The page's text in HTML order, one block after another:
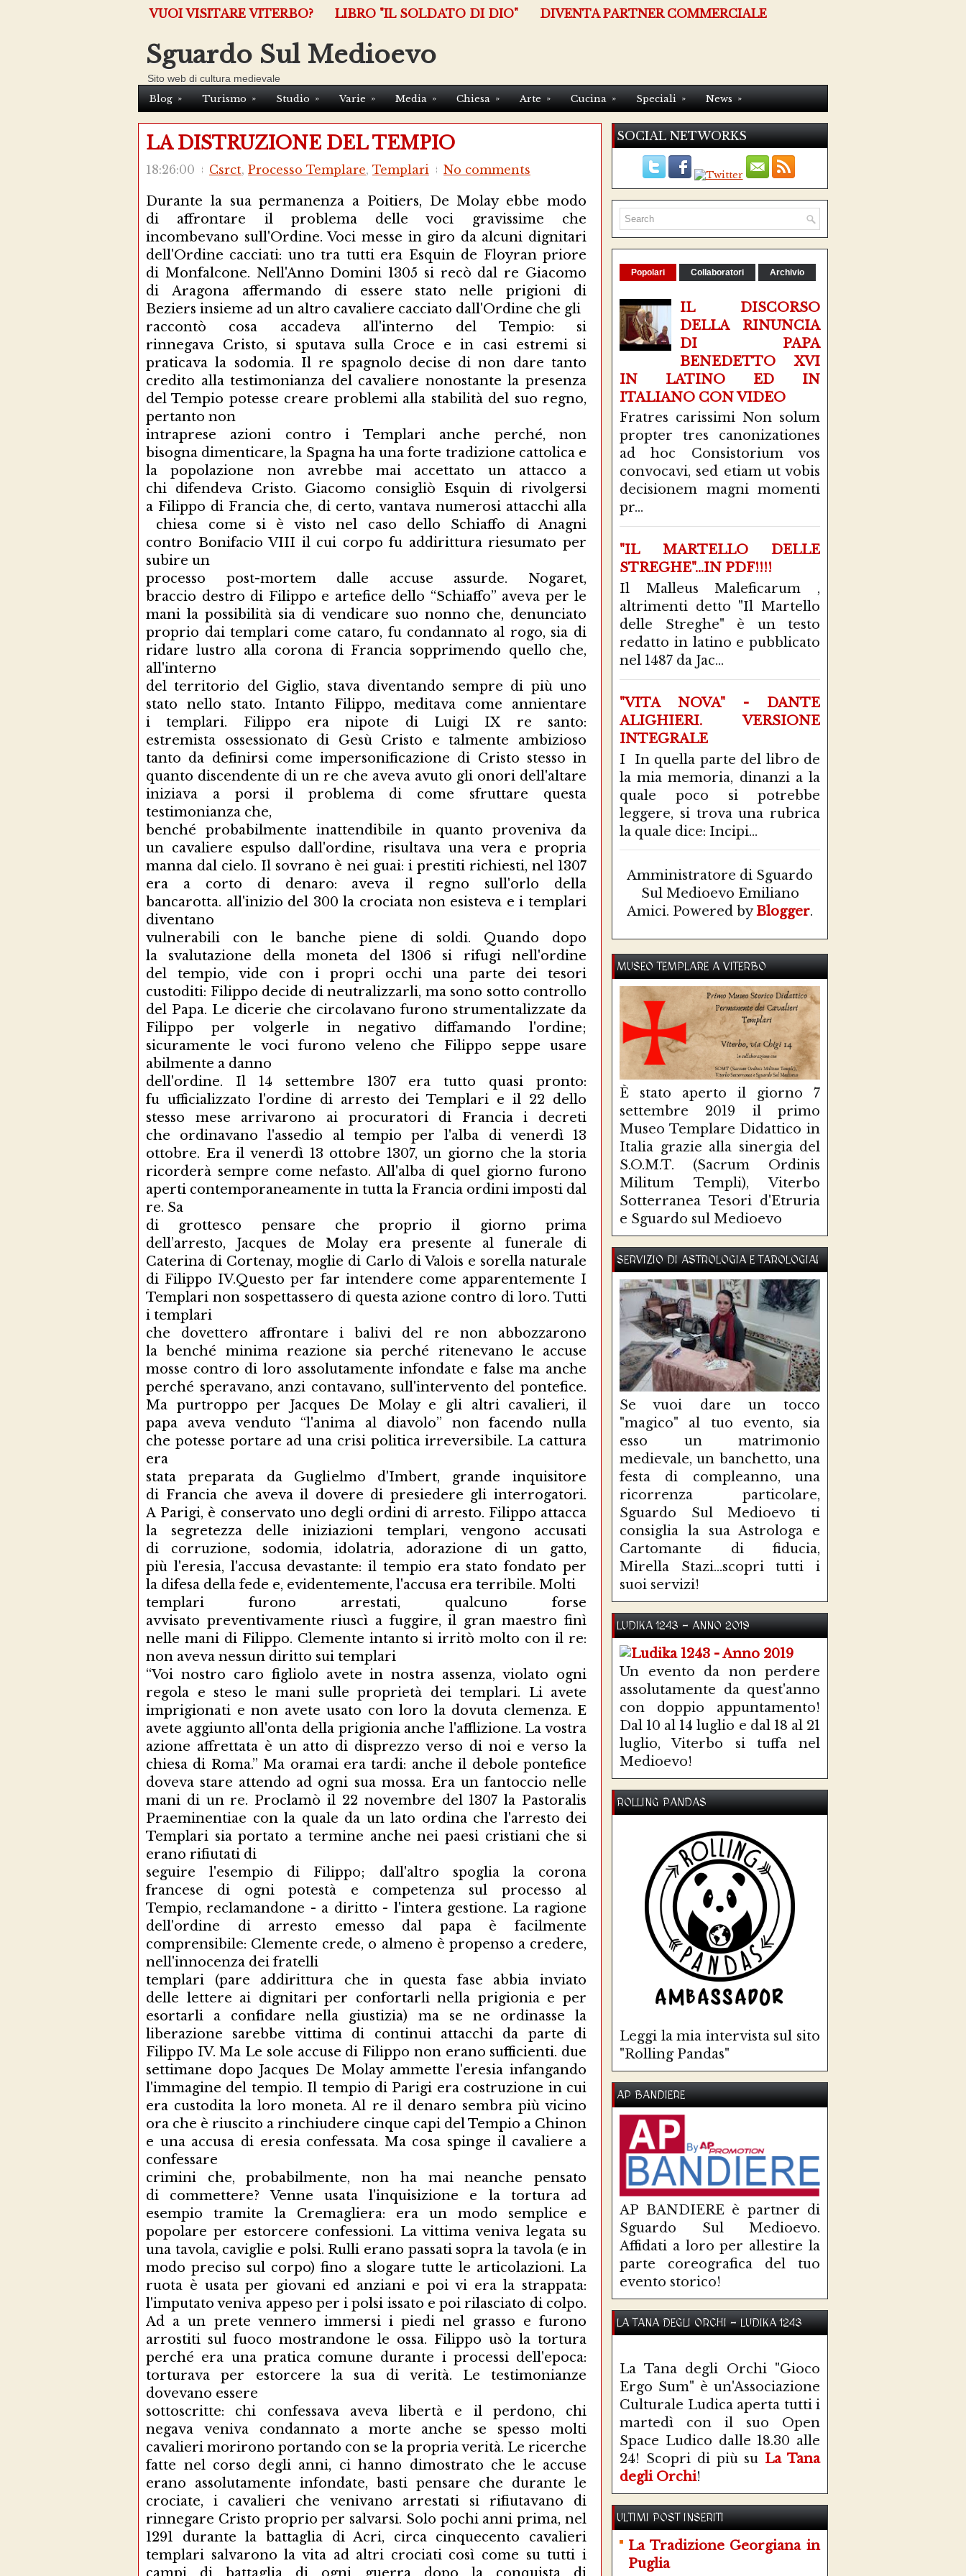
VUOI VISITARE VITERBO? LIBRO "IL SOLDATO DI DIO" DIVENTA PARTNER COMMERCIALE
Sguardo Sul Medioevo
Sito web di cultura medievale
Blog » Turismo » Studio » Varie » Media » Chiesa » Arte » Cucina » Speciali » News »
LA DISTRUZIONE DEL TEMPIO
18:26:00 Csrct, Processo Templare, Templari No comments
Durante la sua permanenza a Poitiers, De Molay ebbe modo
di affrontare il problema delle voci gravissime che
incombevano sull'Ordine. Voci messe in giro da alcuni dignitari
dell'Ordine cacciati: uno tra tutti era Esquin de Floyran priore
di Monfalcone. Nell'Anno Domini 1305 si recò dal re Giacomo
di Aragona affermando di essere stato nelle prigioni di
Beziers insieme ad un altro cavaliere cacciato dall'Ordine che gli
raccontò cosa accadeva all'interno del Tempio: si
rinnegava Cristo, si sputava sulla Croce e in casi estremi si
praticava la sodomia. Il re spagnolo decise di non dare tanto
credito alla testimonianza del cavaliere nonostante la presenza
del Tempio potesse creare problemi alla stabilità del suo regno,
pertanto non
intraprese azioni contro i Templari anche perché, non
bisogna dimenticare, la Spagna ha una forte tradizione cattolica e
la popolazione non avrebbe mai accettato un attacco a
chi difendeva Cristo. Giacomo consigliò Esquin di rivolgersi
a Filippo di Francia che, di certo, vantava numerosi attacchi alla
chiesa come si è visto nel caso dello Schiaffo di Anagni
contro Bonifacio VIII il cui corpo fu addirittura riesumato per
subire un
processo post-mortem dalle accuse assurde. Nogaret,
braccio destro di Filippo e artefice dello “Schiaffo” aveva per le
mani la possibilità sia di vendicare suo nonno che, denunciato
proprio dai templari come cataro, fu condannato al rogo, sia di
ridare lustro alla corona di Francia sopprimendo quello che,
all'interno
del territorio del Giglio, stava diventando sempre di più uno
stato nello stato. Intanto Filippo, meditava come annientare
i templari. Filippo era nipote di Luigi IX re santo:
estremista ossessionato di Gesù Cristo e talmente ambizioso
tanto da definirsi come impersonificazione di Cristo stesso in
quanto discendente di un re che aveva avuto gli onori dell'altare
iniziava a porsi il problema di come sfruttare questa
testimonianza che,
benché probabilmente inattendibile in quanto proveniva da
un cavaliere espulso dall'ordine, risultava una vera e propria
manna dal cielo. Il sovrano è nei guai: i prestiti richiesti, nel 1307
era a corto di denaro: aveva il regno sull'orlo della
bancarotta. all'inizio del 300 la crociata non esisteva e i templari
diventano
vulnerabili con le banche piene di soldi. Quando dopo
la svalutazione della moneta del 1306 si rifugi nell'ordine
del tempio, vide con i propri occhi una parte dei tesori
custoditi: Filippo decide di neutralizzarli, ma sono sotto controllo
del Papa. Le dicerie che circolavano furono strumentalizzate da
Filippo per volgerle in negativo diffamando l'ordine;
sicuramente le voci furono veleno che Filippo seppe usare
abilmente a danno
dell'ordine. Il 14 settembre 1307 era tutto quasi pronto:
fu ufficializzato l'ordine di arresto dei Templari e il 22 dello
stesso mese arrivarono ai procuratori di Francia i decreti
che ordinavano l'assedio al tempio per l'alba di venerdì 13
ottobre. Era il venerdì 13 ottobre 1307, un giorno che la storia
ricorderà sempre come nefasto. All'alba di quel giorno furono
aperti contemporaneamente in tutta la Francia ordini imposti dal
re. Sa
di grottesco pensare che proprio il giorno prima
dell’arresto, Jacques de Molay era presente al funerale di
Caterina di Cortenay, moglie di Carlo di Valois e sorella naturale
di Filippo IV.Questo per far intendere come apparentemente I
Templari non sospettassero di questa azione contro di loro. Tutti
i templari
che dovettero affrontare i balivi del re non abbozzarono
la benché minima reazione sia perché ritenevano le accuse
mosse contro di loro assolutamente infondate e false ma anche
perché speravano, anzi contavano, sull'intervento del pontefice.
Ma purtroppo per Jacques De Molay e gli altri cavalieri, il
papa aveva venduto “l'anima al diavolo” non facendo nulla
che potesse portare ad una crisi politica irreversibile. La cattura
era
stata preparata da Guglielmo d'Imbert, grande inquisitore
di Francia che aveva il dovere di presiedere gli interrogatori.
A Parigi, è conservato uno degli ordini di arresto. Filippo attacca
la segretezza delle iniziazioni templari, vengono accusati
di corruzione, sodomia, idolatria, adorazione di un gatto,
più l'eresia, l'accusa devastante: il tempio era stato fondato per
la difesa della fede e, evidentemente, l'accusa era terribile. Molti
templari furono arrestati, qualcuno forse
avvisato preventivamente riuscì a fuggire, il gran maestro finì
nelle mani di Filippo. Clemente intanto si irritò molto con il re:
non aveva nessun diritto sui templari
“Voi nostro caro figliolo avete in nostra assenza, violato ogni
regola e steso le mani sulle proprietà dei templari. Li avete
imprigionati e non avete usato con loro la dovuta clemenza. E
avete aggiunto all'onta della prigionia anche l'afflizione. La vostra
azione affrettata è un atto di disprezzo verso di noi e verso la
chiesa di Roma.” Ma oramai era tardi: anche il debole pontefice
doveva stare attendo ad ogni sua mossa. Era un fantoccio nelle
mani di un re. Proclamò il 22 novembre del 1307 la Pastoralis
Praeminentiae con la quale da un lato ordina che l'arresto dei
Templari sia portato a termine anche nei paesi cristiani che si
erano rifiutati di
seguire l'esempio di Filippo; dall'altro spoglia la corona
francese di ogni potestà e competenza sul processo al
Tempio, reclamandone - a diritto - l'intera gestione. La ragione
dell'ordine di arresto emesso dal papa è facilmente
comprensibile: Clemente crede, o almeno è propenso a credere,
nell'innocenza dei fratelli
templari (pare addirittura che in questa fase abbia inviato
delle lettere ai dignitari per confortarli nella prigionia e per
esortarli a confidare nella giustizia) ma se ne ordinasse la
liberazione sarebbe vittima di continui attacchi da parte di
Filippo IV. Ma Le sole accuse di Filippo non erano sufficienti. due
settimane dopo Jacques De Molay ammette l'eresia infangando
l'immagine del tempio. Il tempio di Parigi era costruzione in cui
era custodita la loro moneta. Al re il denaro sembra più vicino
ora che è riuscito a rinchiudere cinque capi del Tempio a Chinon
e una accusa di eresia confessata. Ma cosa spinge il cavaliere a
confessare
crimini che, probabilmente, non ha mai neanche pensato
di commettere? Venne usata l'inquisizione e la tortura ad
esempio tramite la Cremagliera: era un modo semplice e
popolare per estorcere confessioni. La vittima veniva legata su
una tavola, caviglie e polsi. Rulli erano passati sopra la tavola (e in
modo preciso sul corpo) fino a slogare tutte le articolazioni. La
ruota è usata per giovani ed anziani e poi vi era la strappata:
l'imputato veniva appeso per i polsi issato e poi rilasciato di colpo.
Ad a un prete vennero immersi i piedi nel grasso e furono
arrostiti sul fuoco mostrandone le ossa. Filippo usò la tortura
perché era una pratica comune durante i processi dell'epoca:
torturava per estorcere la sua di verità. Le testimonianze
dovevano essere
sottoscritte: chi confessava aveva libertà e il perdono, chi
negava veniva condannato a morte anche se spesso molti
cavalieri morirono portando con se la propria verità. Le ricerche
fatte nel corso degli anni, ci hanno dimostrato che le accuse
erano assolutamente infondate, basti pensare che durante le
crociate, i cavalieri che venivano arrestati si rifiutavano di
rinnegare Cristo proprio per salvarsi. Solo pochi anni prima, nel
1291 durante la battaglia di Acri, circa cinquecento cavalieri
templari salvarono la vita ad altri crociati così come su tutti i
SOCIAL NETWORKS
Popolari Collaboratori Archivio
IL DISCORSO
DELLA RINUNCIA
DI PAPA
BENEDETTO XVI
IN LATINO ED IN
ITALIANO CON VIDEO
Fratres carissimi Non solum
propter tres canonizationes
ad hoc Consistorium vos
convocavi, sed etiam ut vobis
decisionem magni momenti
pr...
"IL MARTELLO DELLE
STREGHE"...IN PDF!!!!
Il Malleus Maleficarum ,
altrimenti detto "Il Martello
delle Streghe" è un testo
redatto in latino e pubblicato
nel 1487 da Jac...
"VITA NOVA" - DANTE
ALIGHIERI. VERSIONE
INTEGRALE
I In quella parte del libro de
la mia memoria, dinanzi a la
quale poco si potrebbe
leggere, si trova una rubrica
la quale dice: Incipi...
Amministratore di Sguardo
Sul Medioevo Emiliano
Amici. Powered byBlogger.
MUSEO TEMPLARE A VITERBO
È stato aperto il giorno 7
settembre 2019 il primo
Museo Templare Didattico in
Italia grazie alla sinergia del
S.O.M.T. (Sacrum Ordinis
Militum Templi), Viterbo
Sotterranea Tesori d'Etruria
e Sguardo sul Medioevo
SERVIZIO DI ASTROLOGIA E TAROLOGIA!
Se vuoi dare un tocco
"magico" al tuo evento, sia
esso un matrimonio
medievale, un banchetto, una
festa di compleanno, una
ricorrenza particolare,
Sguardo Sul Medioevo ti
consiglia la sua Astrologa e
Cartomante di fiducia,
Mirella Stazi...scopri tutti i
suoi servizi!
LUDIKA 1243 - ANNO 2019
Un evento da non perdere
assolutamente da quest'anno
con doppio appuntamento!
Dal 10 al 14 luglio e dal 18 al 21
luglio, Viterbo si tuffa nel
Medioevo!
ROLLING PANDAS
Leggi la mia intervista sul sito
"Rolling Pandas"
AP BANDIERE
AP BANDIERE è partner di
Sguardo Sul Medioevo.
Affidati a loro per allestire la
parte coreografica del tuo
evento storico!
LA TANA DEGLI ORCHI - LUDIKA 1243
La Tana degli Orchi "Gioco
Ergo Sum" è un'Associazione
Culturale Ludica aperta tutti i
martedì con il suo Open
Space Ludico dalle 18.30 alle
24! Scopri di più su La Tana
degli Orchi!
ULTIMI POST INSERITI
La Tradizione Georgiana in
Puglia